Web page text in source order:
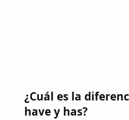
¿Cuál es la
have y has?